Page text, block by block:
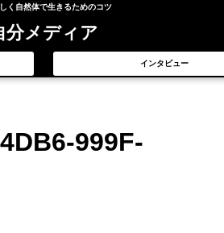
く自然体で生きるためのコツ
分メディア
インタビュー
999F-